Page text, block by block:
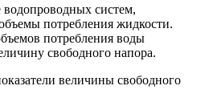
систем,
потребления жидкости.
потребления воды
свободного напора.
величины свободного